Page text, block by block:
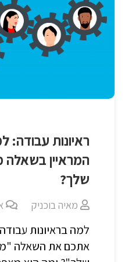
ראיונות עבודה:
המראיין בשאלה
שלך?
מאיה בוכניק
למה בראיונות
אתכם את השאלה